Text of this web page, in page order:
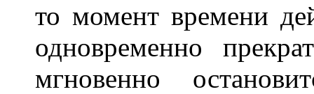
то момент времени
одновременно
мгновенно